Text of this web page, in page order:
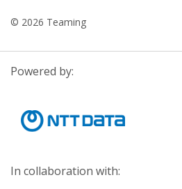
© 2026 Teaming
Powered by:
In collaboration with: